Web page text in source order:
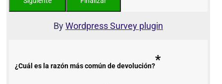
ByWordpress Survey plugin
¿Cuál es la razón más común de devolución?*